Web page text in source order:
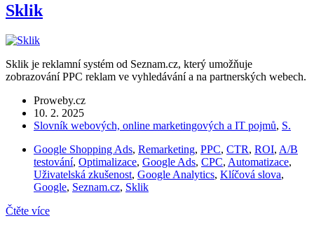
Sklik
Sklik je reklamní systém od Seznam.cz, který umožňuje
zobrazování PPC reklam ve vyhledávání a na partnerských webech.
Proweby.cz
10. 2. 2025
Slovník webových, online marketingových a IT pojmů, S.
Google Shopping Ads, Remarketing, PPC, CTR, ROI, A/B
testování, Optimalizace, Google Ads, CPC, Automatizace,
Uživatelská zkušenost, Google Analytics, Klíčová slova,
Google, Seznam.cz, Sklik
Čtěte více